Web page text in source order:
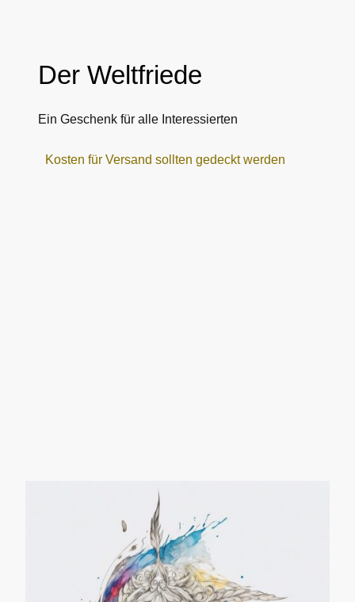
Der Weltfriede
Ein Geschenk für alle Interessierten
Kosten für Versand sollten gedeckt werden